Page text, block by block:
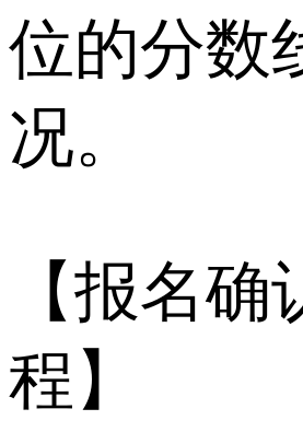
位的分数
况。
【报名确
程】